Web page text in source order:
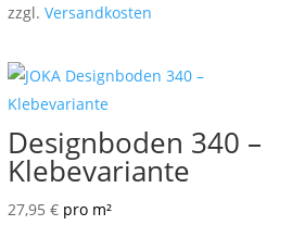
zzgl.Versandkosten
Designboden 340 –
Klebevariante
27,95€ pro m²